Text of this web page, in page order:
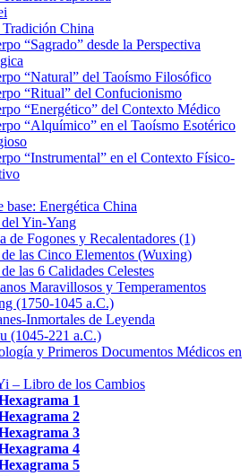
China
“Sagrado” desde la Perspectiva
“Natural” del Taoísmo Filosófico
“Ritual” del Confucionismo
“Energético” del Contexto Médico
“Alquímico” en el Taoísmo Esotérico
“Instrumental” en el Contexto Físico-
base: Energética China
Yin-Yang
de Fogones y Recalentadores (1)
las Cinco Elementos (Wuxing)
las 6 Calidades Celestes
Maravillosos y Temperamentos
(1750-1045 a.C.)
Inmortales de Leyenda
(1045-221 a.C.)
y Primeros Documentos Médicos en
– Libro de los Cambios
1
2
3
4
5